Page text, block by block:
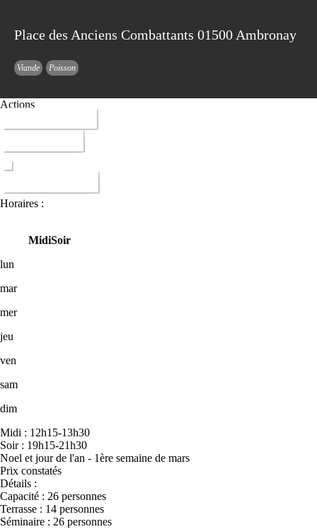
Place des Anciens Combattants 01500 Ambronay
Viande Poisson
Actions
Horaires :
MidiSoir
lun
mar
mer
jeu
ven
sam
dim
Midi : 12h15-13h30
Soir : 19h15-21h30
Noel et jour de l'an - 1ère semaine de mars
Prix constatés
Détails :
Capacité : 26 personnes
Terrasse : 14 personnes
Séminaire : 26 personnes